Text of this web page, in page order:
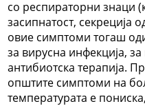
со респираторни знаци
засипнатост, секреција
овие симптоми тогаш
за вирусна инфекција,
антибиотска терапија.
општите симптоми на
температурата е